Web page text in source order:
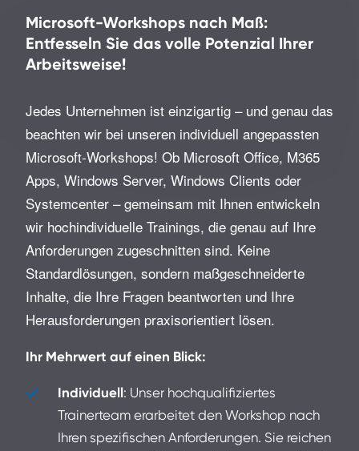
Microsoft-Workshops nach Maß:
Entfesseln Sie das volle Potenzial Ihrer
Arbeitsweise!
Jedes Unternehmen ist einzigartig – und genau das
beachten wir bei unseren individuell angepassten
Microsoft-Workshops! Ob Microsoft Office, M365
Apps, Windows Server, Windows Clients oder
Systemcenter – gemeinsam mit Ihnen entwickeln
wir hochindividuelle Trainings, die genau auf Ihre
Anforderungen zugeschnitten sind. Keine
Standardlösungen, sondern maßgeschneiderte
Inhalte, die Ihre Fragen beantworten und Ihre
Herausforderungen praxisorientiert lösen.
Ihr Mehrwert auf einen Blick:
Individuell: Unser hochqualifiziertes
Trainerteam erarbeitet den Workshop nach
Ihren spezifischen Anforderungen. Sie reichen